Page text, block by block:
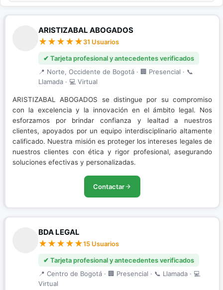
ARISTIZABAL ABOGADOS
31 Usuarios
✔ Tarjeta profesional y antecedentes verificados
📍 Norte, Occidente de Bogotá · 🏢 Presencial · 📞
Llamada · 💻 Virtual
ARISTIZABAL ABOGADOS se distingue por su compromiso
con la excelencia y la innovación en el ámbito legal. Nos
esforzamos por brindar confianza y lealtad a nuestros
clientes, apoyados por un equipo interdisciplinario altamente
calificado. Nuestra misión es proteger los intereses legales de
nuestros clientes con ética y rigor profesional, asegurando
soluciones efectivas y personalizadas.
Contactar
BDA LEGAL
15 Usuarios
✔ Tarjeta profesional y antecedentes verificados
📍 Centro de Bogotá · 🏢 Presencial · 📞 Llamada · 💻
Virtual